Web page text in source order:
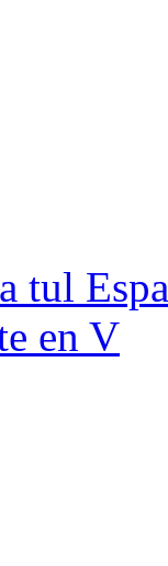
tul
en V